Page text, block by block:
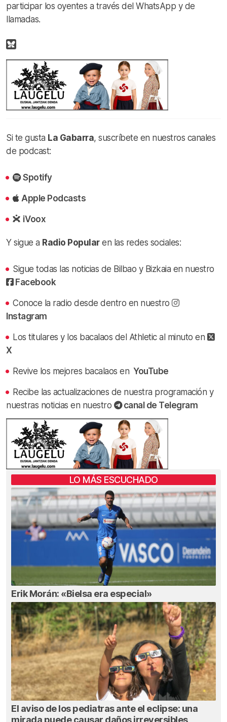
participar los oyentes a través del WhatsApp y de
llamadas.
Si te gusta La Gabarra, suscríbete en nuestros canales
de podcast:
Spotify
Apple Podcasts
iVoox
Y sigue a Radio Popularen las redes sociales:
Sigue todas las noticias de Bilbao y Bizkaia en nuestro
Facebook
Conoce la radio desde dentro en nuestro
Instagram
Los titulares y los bacalaos del Athletic al minuto en
X
Revive los mejores bacalaos en YouTube
Recibe las actualizaciones de nuestra programación y
nuestras noticias en nuestro
canal de Telegram
LO MÁS ESCUCHADO
Erik Morán: «Bielsa era especial»
El aviso de los pediatras ante el eclipse: una